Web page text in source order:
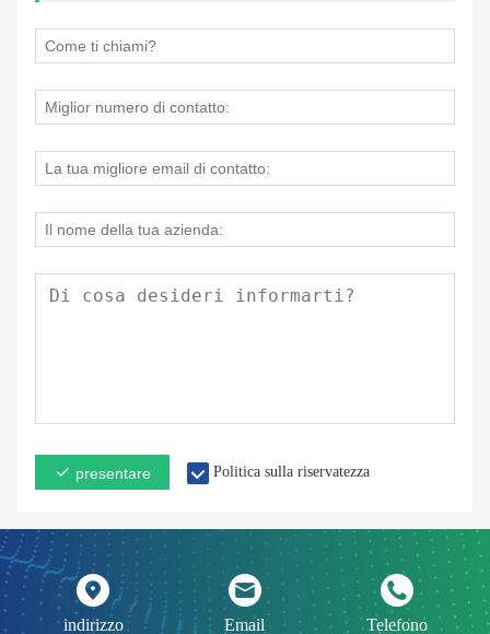
presentare Politica sulla riservatezza
indirizzo Email Telefono